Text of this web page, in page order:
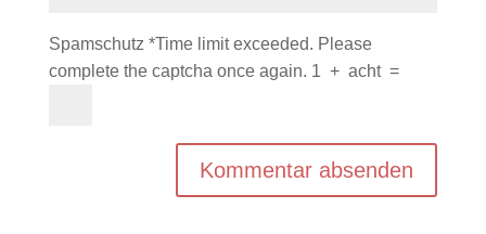
Spamschutz *Time limit exceeded. Please
complete the captcha once again. 1 + acht =